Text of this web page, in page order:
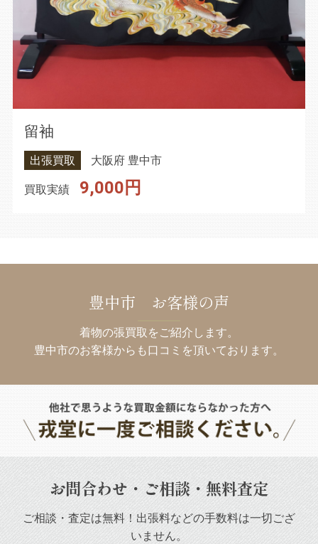
留袖
出張買取 大阪府 豊中市
買取実績 9,000円
豊中市 お客様の声
着物の張買取をご紹介します。
豊中市のお客様からも口コミを頂いております。
お問合わせ・ご相談・無料査定
ご相談・査定は無料！出張料などの手数料は一切ござ
いません。